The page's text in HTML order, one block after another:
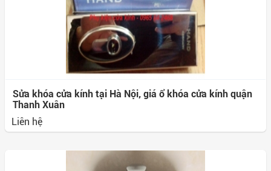
Sửa khóa cửa kính tại Hà Nội, giá ổ khóa cửa kính quận
Thanh Xuân
Liên hệ